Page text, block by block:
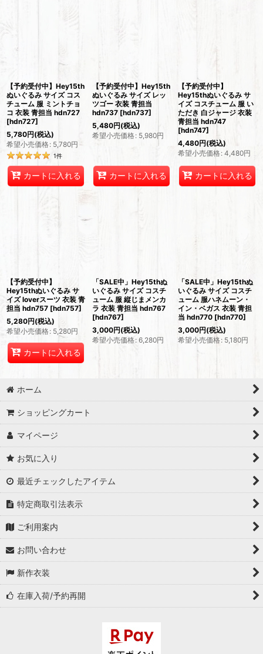
【予約受付中】Hey15th
ぬいぐるみ サイズ コス
チューム 服 ミントチョ
コ 衣装 青担当 hdn727
[hdn727]
5,780円(税込)
希望小売価格: 5,780円
1件
カートに入れる
【予約受付中】Hey15th
ぬいぐるみ サイズ レッ
ツゴー 衣装 青担当
hdn737 [hdn737]
5,480円(税込)
希望小売価格 : 5,980円
カートに入れる
【予約受付中】
Hey15thぬいぐるみ サ
イズ コスチューム 服 い
ただき 白ジャージ 衣装
青担当 hdn747
[hdn747]
4,480円(税込)
希望小売価格: 4,480円
カートに入れる
【予約受付中】
Hey15thぬいぐるみ サ
イズ loverスーツ 衣装 青
担当 hdn757 [hdn757]
5,280円(税込)
希望小売価格 : 5,280円
カートに入れる
「SALE中」Hey15thぬ
いぐるみ サイズ コスチ
ューム 服 縦じまメンカ
ラ 衣装 青担当 hdn767
[hdn767]
3,000円(税込)
希望小売価格 : 6,280円
「SALE中」Hey15thぬ
いぐるみ サイズ コスチ
ューム 服ハネムーン・
イン・ベガス 衣装 青担
当 hdn770 [hdn770]
3,000円(税込)
希望小売価格: 5,180円
ホーム
ショッピングカート
マイページ
お気に入り
最近チェックしたアイテム
特定商取引法表示
ご利用案内
お問い合わせ
新作衣装
在庫入荷/予約再開